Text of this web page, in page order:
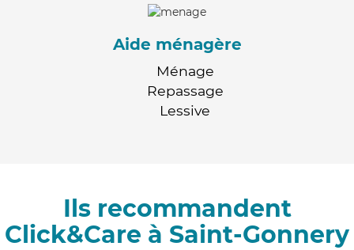
Aide ménagère
Ménage
Repassage
Lessive
Ils recommandent
Click&Care à Saint-Gonnery